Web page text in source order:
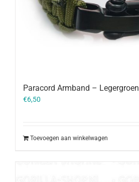
Paracord Armband – Legergroen
€6,50
Toevoegen aan winkelwagen